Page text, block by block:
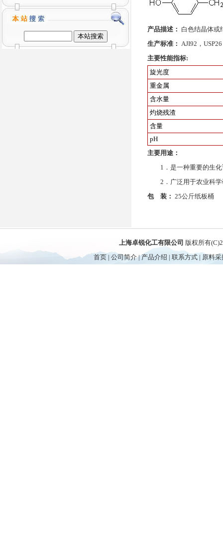
产品描述： 白色结晶体或
生产标准： AJI92，
主要性能指标:
旋光度
重金属
含水量
灼烧残渣
含量
pH
主要用途：
1．是一种重要的生化
2．广泛用于农业科学
包 装： 25公斤纸板桶
上海卓锐化工有限公司 版权所有
首页 |公司简介|产品介绍 |联系方式 | 原料采